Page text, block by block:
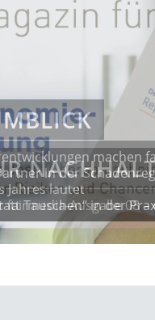
machen
in der
Jahres lautet
Tauschen“ in der